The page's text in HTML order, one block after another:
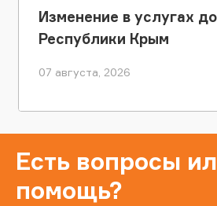
Изменение в услугах
Республики Крым
07 августа, 2026
Есть вопросы
помощь?